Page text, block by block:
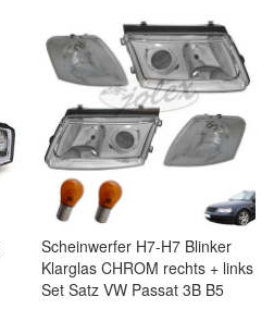
Scheinwerfer H7-H7 Blinker
Klarglas CHROM rechts + links
Set Satz VW Passat 3B B5